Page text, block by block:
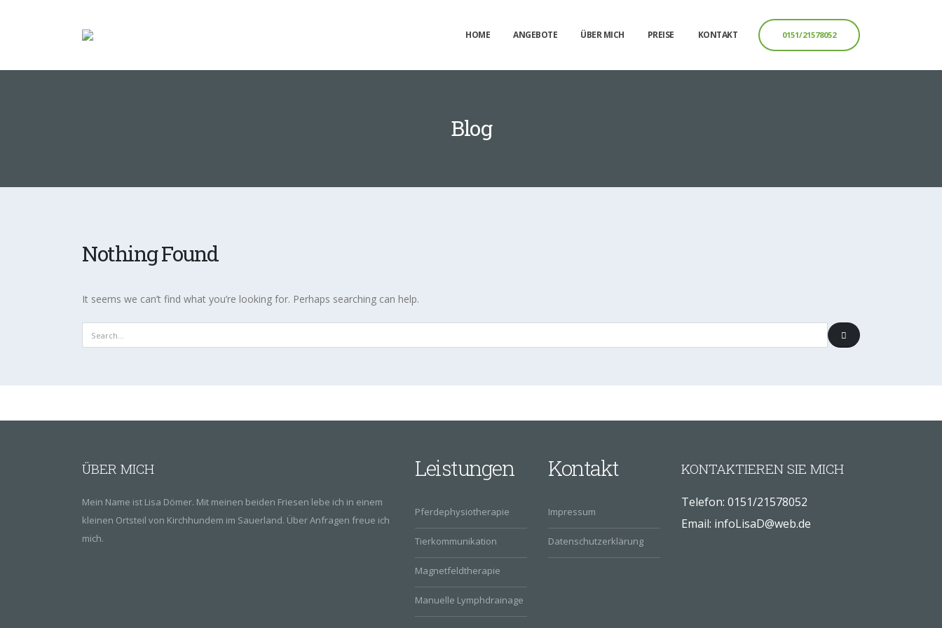
HOME ANGEBOTE ÜBER MICH PREISE KONTAKT 0151/21578052
Blog
Nothing Found
It seems we can’t find what you’re looking for. Perhaps searching can help.
ÜBER MICH
Mein Name ist Lisa Dömer. Mit meinen beiden Friesen lebe ich in einem
kleinen Ortsteil von Kirchhundem im Sauerland. Über Anfragen freue ich
mich.
Leistungen
Pferdephysiotherapie
Tierkommunikation
Magnetfeldtherapie
Manuelle Lymphdrainage
Kontakt
Impressum
Datenschutzerklärung
KONTAKTIEREN SIE MICH
Telefon: 0151/21578052
Email: infoLisaD@web.de